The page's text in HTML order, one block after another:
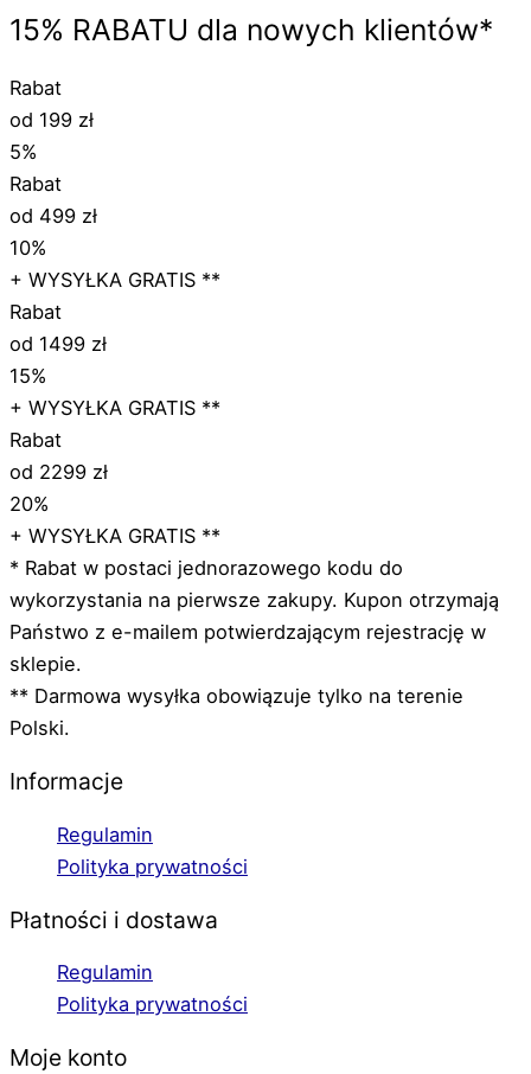
15% RABATU dla nowych klientów*
Rabat
od 199 zł
5%
Rabat
od 499 zł
10%
+ WYSYŁKA GRATIS **
Rabat
od 1499 zł
15%
+ WYSYŁKA GRATIS **
Rabat
od 2299 zł
20%
+ WYSYŁKA GRATIS **
* Rabat w postaci jednorazowego kodu do
wykorzystania na pierwsze zakupy. Kupon otrzymają
Państwo z e-mailem potwierdzającym rejestrację w
sklepie.
** Darmowa wysyłka obowiązuje tylko na terenie
Polski.
Informacje
Regulamin
Polityka prywatności
Płatności i dostawa
Regulamin
Polityka prywatności
Moje konto